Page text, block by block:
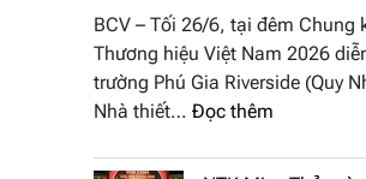
“Đông
Phương
Hội
BCV – Tối 26/6, tại đêm Chung
Thương hiệu Việt Nam 2026
trường Phú Gia Riverside (Quy
Nhà thiết… Đọc thêm